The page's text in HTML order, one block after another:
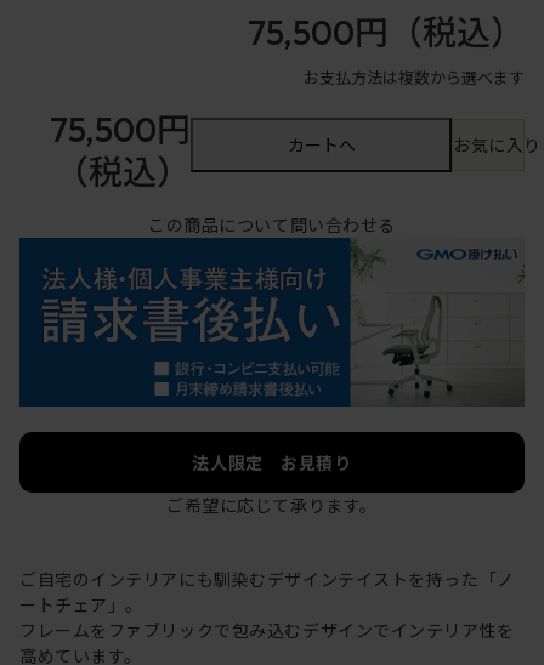
75,500円 （税込）
お支払方法は複数から選べます
75,500円
（税込）
カートへ お気に入
この商品について問い合わせる
法人限定 お見積り
ご希望に応じて承ります。
ご自宅のインテリアにも馴染むデザインテイストを持った「ノ
ートチェア」。
フレームをファブリックで包み込むデザインでインテリア性を
高めています。